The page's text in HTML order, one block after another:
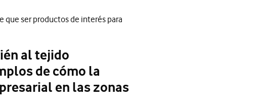
que ser productos de interés para
al tejido
de cómo la
en las zonas